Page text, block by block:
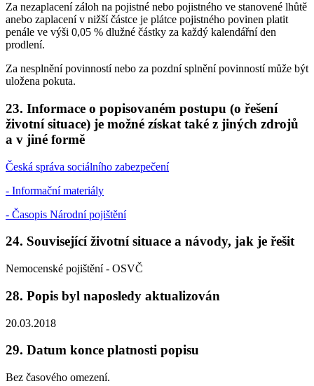
Za nezaplacení záloh na pojistné nebo pojistného ve stanovené lhůtě
anebo zaplacení v nižší částce je plátce pojistného povinen platit
penále ve výši 0,05 % dlužné částky za každý kalendářní den
prodlení.
Za nesplnění povinností nebo za pozdní splnění povinností může být
uložena pokuta.
23. Informace o popisovaném postupu (o řešení
životní situace) je možné získat také z jiných zdrojů
a v jiné formě
Česká správa sociálního zabezpečení
- Informační materiály
- Časopis Národní pojištění
24. Související životní situace a návody, jak je řešit
Nemocenské pojištění - OSVČ
28. Popis byl naposledy aktualizován
20.03.2018
29. Datum konce platnosti popisu
Bez časového omezení.